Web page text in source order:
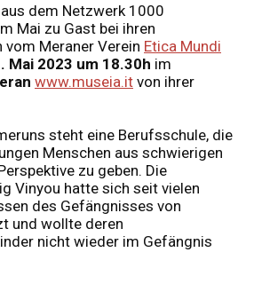
aus dem Netzwerk 1000
Mai zu Gast bei ihren
Meraner Verein Etica Mundi
Mai 2023 um 18.30h im
www.museia.it von ihrer
steht eine Berufsschule, die
Menschen aus schwierigen
zu geben. Die
Vinyou hatte sich seit vielen
des Gefängnisses von
und wollte deren
nicht wieder im Gefängnis